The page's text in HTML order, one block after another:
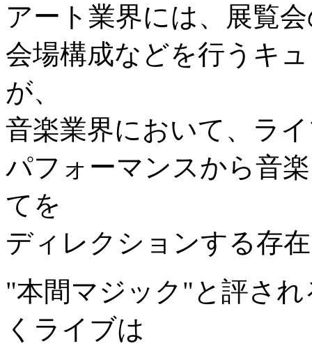
アート業界には、展覧
会場構成などを行うキ
が、
音楽業界において、ラ
パフォーマンスから音
てを
ディレクションする存
"本間マジック"と評さ
くライブは